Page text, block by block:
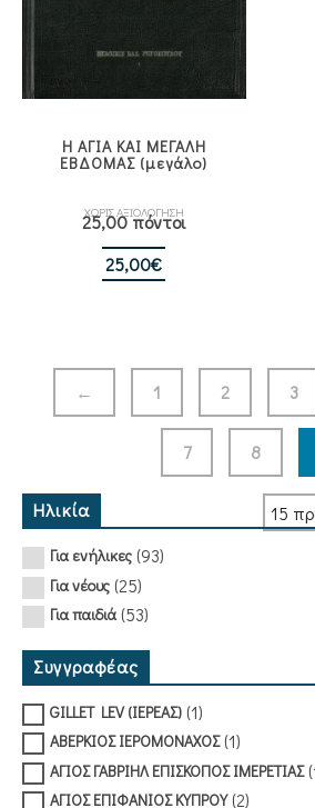
Η ΑΓΙΑ ΚΑΙ ΜΕΓΑΛΗ
ΕΒΔΟΜΑΣ (μεγάλο)
ΧΩΡΙΣ ΑΞΙΟΛΟΓΗΣΗ
25,00 πόντοι
25,00€
← 1 2 3
7 8
Ηλικία
Για ενήλικες (93)
Για νέους (25)
Για παιδιά(53)
Συγγραφέας
GILLET LEV (ΙΕΡΕΑΣ) (1)
ΑΒΕΡΚΙΟΣ ΙΕΡΟΜΟΝΑΧΟΣ(1)
ΑΓΙΟΣ ΓΑΒΡΙΗΛ ΕΠΙΣΚΟΠΟΣ ΙΜΕΡΕΤΙΑΣ
ΑΓΙΟΣ ΕΠΙΦΑΝΙΟΣ ΚΥΠΡΟΥ(2)